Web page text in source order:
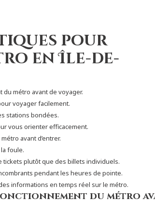
pour
en Île-de-
métro avant de voyager.
voyager facilement.
stations bondées.
vous orienter efficacement.
avant d’entrer.
foule.
tickets plutôt que des billets individuels.
pendant les heures de pointe.
informations en temps réel sur le métro.
du métro